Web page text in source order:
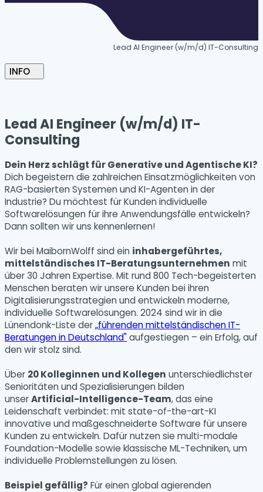
Lead AI Engineer (w/m/d) IT-Consulting
INFO
Lead AI Engineer (w/m/d) IT-
Consulting
Dein Herz schlägt für Generative und Agentische KI?
Dich begeistern die zahlreichen Einsatzmöglichkeiten von
RAG-basierten Systemen und KI-Agenten in der
Industrie? Du möchtest für Kunden individuelle
Softwarelösungen für ihre Anwendungsfälle entwickeln?
Dann sollten wir uns kennenlernen!
Wir bei MaibornWolff sind ein inhabergeführtes,
mittelständisches IT-Beratungsunternehmen mit
über 30 Jahren Expertise. Mit rund 800 Tech-begeisterten
Menschen beraten wir unsere Kunden bei ihren
Digitalisierungsstrategien und entwickeln moderne,
individuelle Softwarelösungen. 2024 sind wir in die
Lünendonk-Liste der„führenden mittelständischen IT-
Beratungen in Deutschland"aufgestiegen – ein Erfolg, auf
den wir stolz sind.
Über 20 Kolleginnen und Kollegen unterschiedlichster
Senioritäten und Spezialisierungen bilden
unserArtificial-Intelligence-Team, das eine
Leidenschaft verbindet: mit state-of-the-art-KI
innovative und maßgeschneiderte Software für unsere
Kunden zu entwickeln. Dafür nutzen sie multi-modale
Foundation-Modelle sowie klassische ML-Techniken, um
individuelle Problemstellungen zu lösen.
Beispiel gefällig? Für einen global agierenden